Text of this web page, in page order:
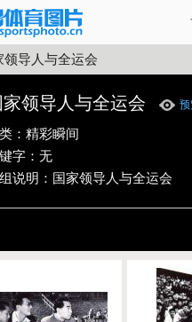
领导人与全运会
家领导人与全运会 预
： 精彩瞬间
字：无
说明： 国家领导人与全运会